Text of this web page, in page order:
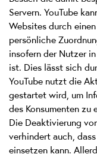
Servern. YouTube
Websites durch
persönliche
insofern der Nutzer
ist. Dies lässt sich
YouTube nutzt die
gestartet wird, um
des Konsumenten zu
Die Deaktivierung
verhindert auch,
einsetzen kann.